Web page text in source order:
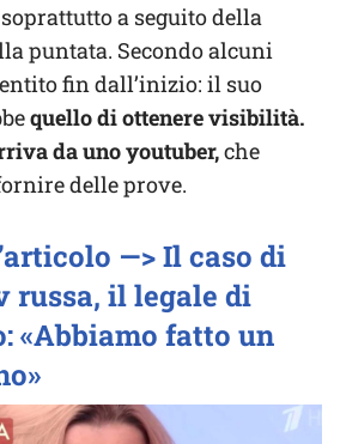
a seguito della
puntata. Secondo alcuni
fin dall’inizio: il suo
quello di ottenere visibilità.
da uno youtuber,che
delle prove.
—> Il caso di
russa, il legale di
«Abbiamo fatto un